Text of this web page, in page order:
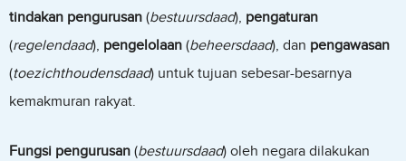
tindakan pengurusan (bestuursdaad), pengaturan
(regelendaad), pengelolaan (beheersdaad), dan pengawasan
(toezichthoudensdaad) untuk tujuan sebesar-besarnya
kemakmuran rakyat.
Fungsi pengurusan (bestuursdaad) oleh negara dilakukan